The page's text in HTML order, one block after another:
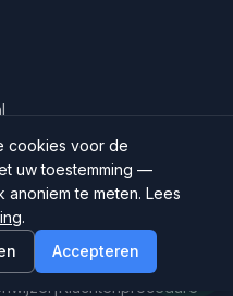
|Klachtenprocedure
cookies voor de
uw toestemming —
te meten. Lees
.
Accepteren